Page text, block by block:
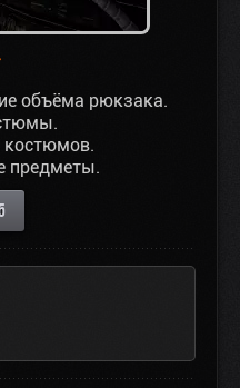
объёма рюкзака.
костюмов.
предметы.